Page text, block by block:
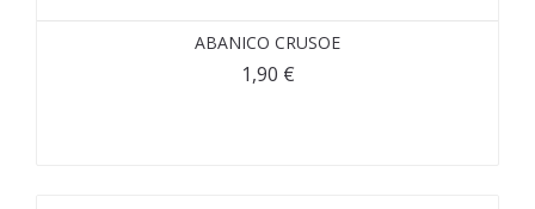
ABANICO CRUSOE
1,90 €